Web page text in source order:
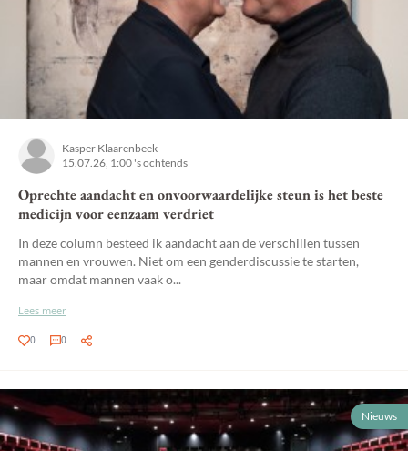
Kasper Klaarenbeek
15.07.26, 1:00 's ochtends
Oprechte aandacht en onvoorwaardelijke steun is het beste
medicijn voor eenzaam verdriet
In deze column besteed ik aandacht aan de verschillen tussen
mannen en vrouwen. Niet om een genderdiscussie te starten,
maar omdat mannen vaak o...
Lees meer
0 0
Nieuws